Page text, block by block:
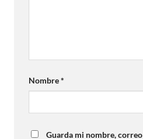
Nombre*
Guarda mi nombre,